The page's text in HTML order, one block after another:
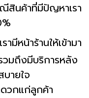
สินค้าที่มีปัญหาเรา
ามีหน้าร้านให้เข้ามา
วมถึงมีบริการหลัง
ายใจ
วกแก่ลูกค้า